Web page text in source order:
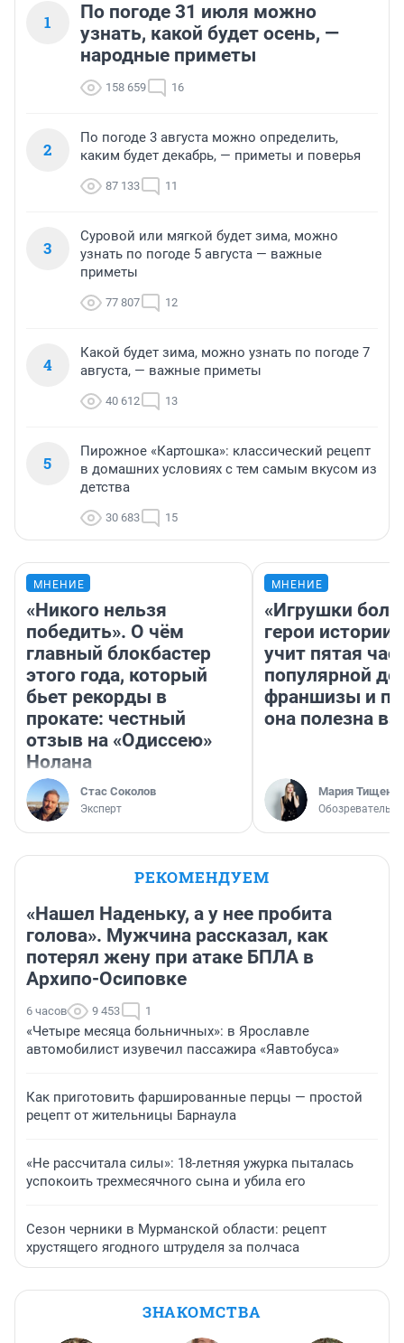
1
По погоде 31 июля можно
узнать, какой будет осень, —
народные приметы
158 659 16
2
По погоде 3 августа можно определить,
каким будет декабрь, — приметы и поверья
87 133 11
3
Суровой или мягкой будет зима, можно
узнать по погоде 5 августа — важные
приметы
77 807 12
4
Какой будет зима, можно узнать по погоде 7
августа, — важные приметы
40 612 13
5
Пирожное «Картошка»: классический рецепт
в домашних условиях с тем самым вкусом из
детства
30 683 15
МНЕНИЕ
«Никого нельзя
победить». О чём
главный блокбастер
этого года, который
бьет рекорды в
прокате: честный
отзыв на «Одиссею»
Нолана
Стас Соколов
Эксперт
МНЕНИЕ
«Игрушки
герои
учит пятая
популярной
франшизы и
она полезна
Мария Тищенко
Обозреватель
РЕКОМЕНДУЕМ
«Нашел Наденьку, а у нее пробита
голова». Мужчина рассказал, как
потерял жену при атаке БПЛА в
Архипо-Осиповке
6 часов 9 453 1
«Четыре месяца больничных»: в Ярославле
автомобилист изувечил пассажира «Яавтобуса»
Как приготовить фаршированные перцы — простой
рецепт от жительницы Барнаула
«Не рассчитала силы»: 18-летняя ужурка пыталась
успокоить трехмесячного сына и убила его
Сезон черники в Мурманской области: рецепт
хрустящего ягодного штруделя за полчаса
ЗНАКОМСТВА